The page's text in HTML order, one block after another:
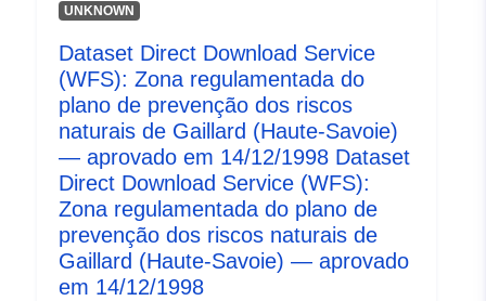
Tipo:
Recurso:
http://inspire.ec.europa.eu/
codelist/ResourceType/services
UNKNOWN
Dataset Direct Download Service
(WFS): Zona regulamentada do
plano de prevenção dos riscos
naturais de Gaillard (Haute-Savoie)
— aprovado em 14/12/1998 Dataset
Direct Download Service (WFS):
Zona regulamentada do plano de
prevenção dos riscos naturais de
Gaillard (Haute-Savoie) — aprovado
em 14/12/1998